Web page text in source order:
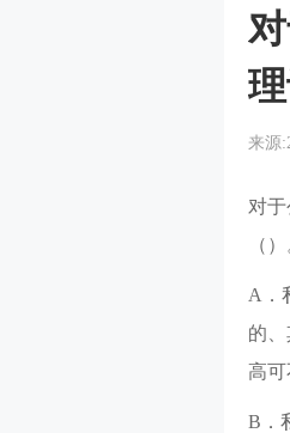
（
来源
对
（）
A．
的
高可
B．